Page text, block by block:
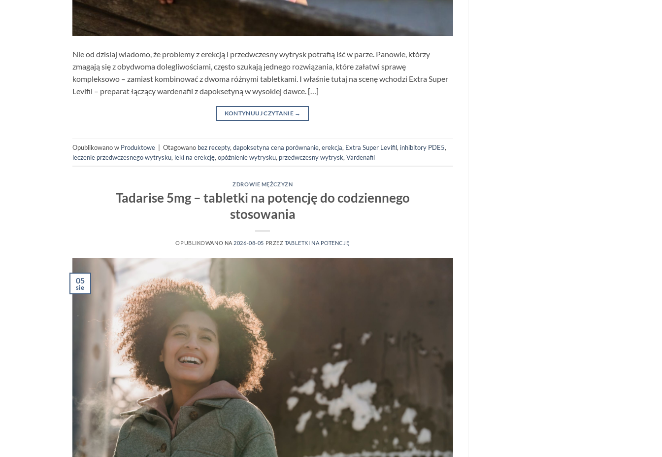
Nie od dzisiaj wiadomo, że problemy z erekcją i przedwczesny wytrysk potrafią iść w parze. Panowie, którzy
zmagają się z obydwoma dolegliwościami, często szukają jednego rozwiązania, które załatwi sprawę
kompleksowo – zamiast kombinować z dwoma różnymi tabletkami. I właśnie tutaj na scenę wchodzi Extra Super
Levifil – preparat łączący wardenafil z dapoksetyną w wysokiej dawce. […]
KONTYNUUJ CZYTANIE →
Opublikowano w Produktowe | Otagowano bez recepty, dapoksetyna cena porównanie, erekcja, Extra Super Levifil, inhibitory PDE5,
leczenie przedwczesnego wytrysku, leki na erekcję, opóźnienie wytrysku, przedwczesny wytrysk, Vardenafil
ZDROWIE MĘŻCZYZN
Tadarise 5mg – tabletki na potencję do codziennego
stosowania
OPUBLIKOWANO NA 2026-08-05 PRZEZ TABLETKI NA POTENCJĘ
05
sie